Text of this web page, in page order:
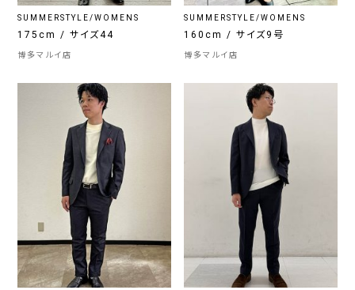
SUMMERSTYLE/WOMENS
175cm / サイズ44
博多マルイ店
SUMMERSTYLE/WOMENS
160cm / サイズ9号
博多マルイ店